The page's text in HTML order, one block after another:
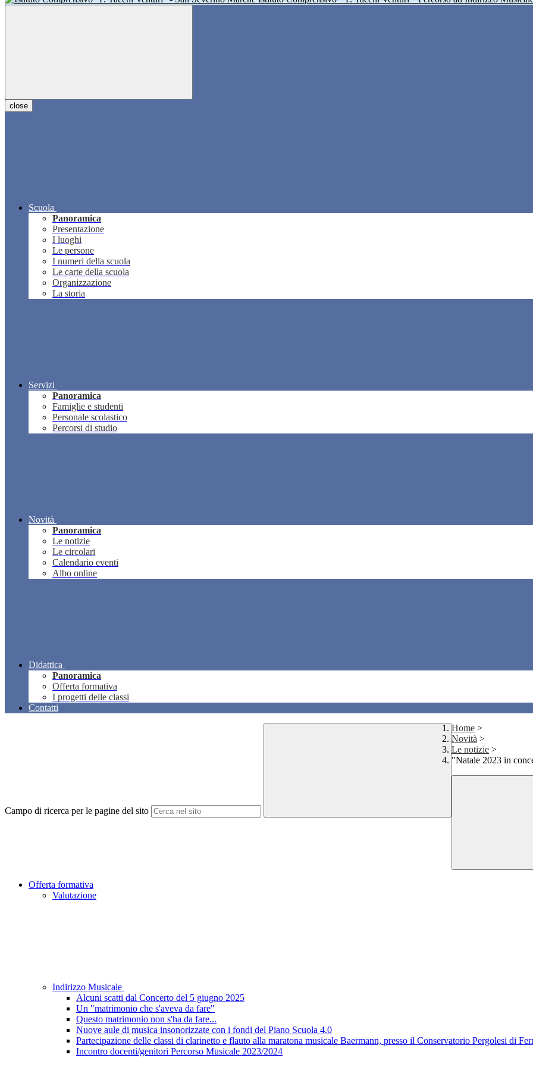
close
Scuola
Panoramica
Presentazione
I luoghi
Le persone
I numeri della scuola
Le carte della scuola
Organizzazione
La storia
Servizi
Panoramica
Famiglie e studenti
Personale scolastico
Percorsi di studio
Novità
Panoramica
Le notizie
Le circolari
Calendario eventi
Albo online
Didattica
Panoramica
Offerta formativa
I progetti delle classi
Contatti
Campo di ricerca per le pagine del sito
Home >
Novità >
Le notizie >
"Natale 2023 in
Offerta formativa
Valutazione
Indirizzo Musicale
Alcuni scatti dal Concerto del 5 giugno 2025
Un "matrimonio che s'aveva da fare"
Questo matrimonio non s'ha da fare...
Nuove aule di musica insonorizzate con i fondi del Piano Scuola 4.0
Partecipazione delle classi di clarinetto e flauto alla maratona musicale Baermann, presso il Conservatorio Pergolesi di
Incontro docenti/genitori Percorso Musicale 2023/2024